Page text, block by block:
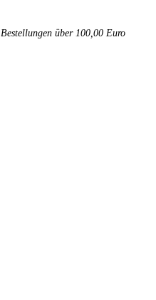
€399,00 €.
über 100,00 Euro